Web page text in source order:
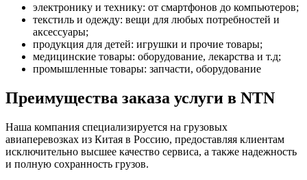
электронику и технику: от смартфонов до компьютеров;
текстиль и одежду: вещи для любых потребностей и
аксессуары;
продукция для детей: игрушки и прочие товары;
медицинские товары: оборудование, лекарства и т.д;
промышленные товары: запчасти, оборудование
Преимущества заказа услуги в NTN
Наша компания специализируется на грузовых
авиаперевозках из Китая в Россию, предоставляя клиентам
исключительно высшее качество сервиса, а также надежность
и полную сохранность грузов.